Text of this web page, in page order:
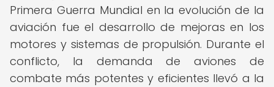
Primera Guerra Mundial en la evolución de la
aviación fue el desarrollo de mejoras en los
motores y sistemas de propulsión. Durante el
conflicto, la demanda de aviones de
combate más potentes y eficientes llevó a la